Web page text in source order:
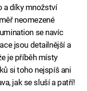
a díky množství
neomezené
se navíc
jsou detailnější a
je příběh místy
si toho nejspíš ani
jak se sluší a patří!